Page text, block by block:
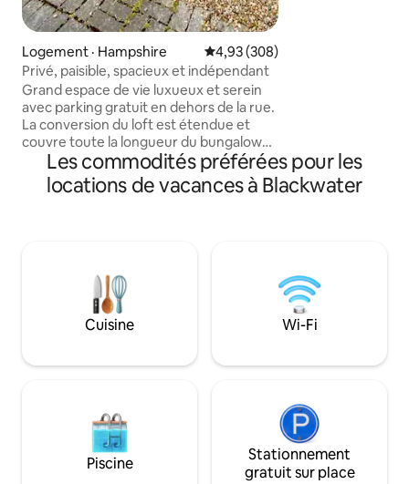
Logement · Hampshire Note moyenne de 4,93 sur 5,
4,93 (308)
Privé, paisible, spacieux et indépendant
Grand espace de vie luxueux et serein
avec parking gratuit en dehors de la rue.
La conversion du loft est étendue et
couvre toute la longueur du bungalow
prolongé et comprend une entrée
privée et une salle de bain. La chambre
principale dispose d'un lit super king size,
canapé-lit ici offre une plus grande
flexibilité de couchage. La kitchenette
dispose d'un plateau/bouilloire, d'un
grille-pain, d'un micro-ondes et d'un
pas d'équipements de cuisson.
Les commodités préférées pour les
locations de vacances à Blackwater
Cuisine Wi-Fi
Piscine
Stationnement
gratuit sur place